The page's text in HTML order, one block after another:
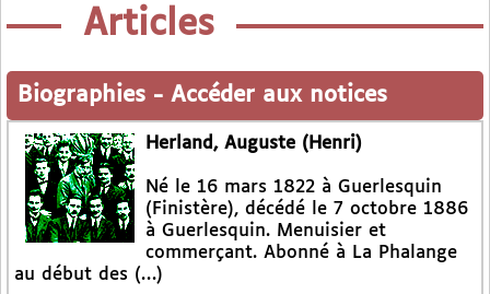
Articles
Biographies - Accéder aux notices
Herland, Auguste (Henri)
Né le 16 mars 1822 à Guerlesquin
(Finistère), décédé le 7 octobre 1886
à Guerlesquin. Menuisier et
commerçant. Abonné à La Phalange
au début des (…)